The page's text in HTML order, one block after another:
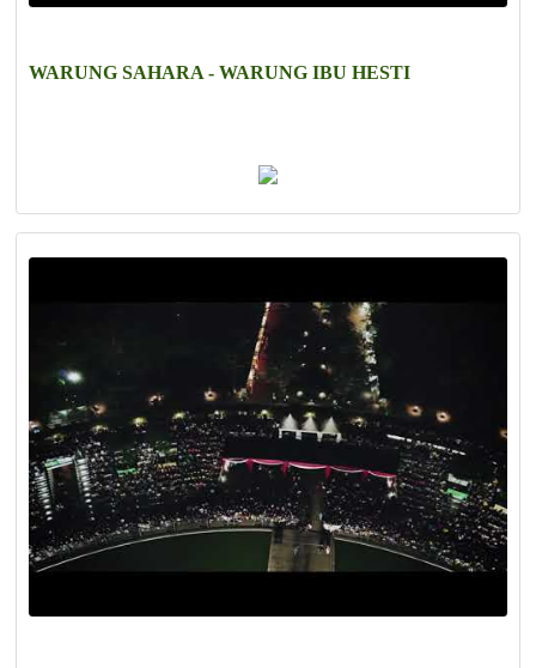
WARUNG SAHARA - WARUNG IBU HESTI